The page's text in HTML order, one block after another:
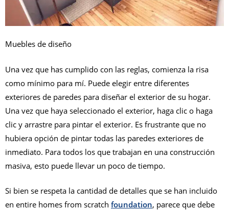
Muebles de diseño
Una vez que has cumplido con las reglas, comienza la risa
como mínimo para mí. Puede elegir entre diferentes
exteriores de paredes para diseñar el exterior de su hogar.
Una vez que haya seleccionado el exterior, haga clic o haga
clic y arrastre para pintar el exterior. Es frustrante que no
hubiera opción de pintar todas las paredes exteriores de
inmediato. Para todos los que trabajan en una construcción
masiva, esto puede llevar un poco de tiempo.
Si bien se respeta la cantidad de detalles que se han incluido
en entire homes from scratch foundation, parece que debe